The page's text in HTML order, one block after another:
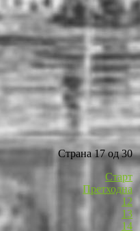
Страна 17 од 30
Старт
Претходна
12
13
14